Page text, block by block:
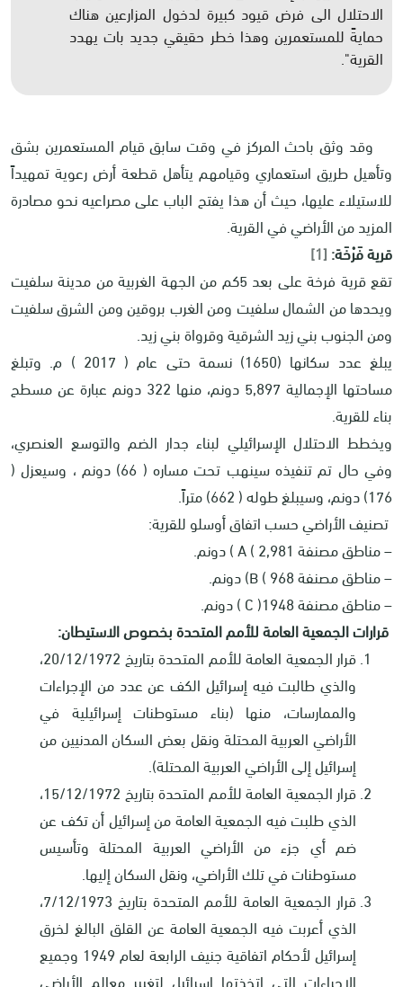
الاحتلال الى فرض قيود كبيرة لدخول المزارعين هناك
حمايةً للمستعمرين وهذا خطر حقيقي جديد بات يهدد
القرية".
وقد وثق باحث المركز في وقت سابق قيام المستعمرين بشق
وتأهيل طريق استعماري وقيامهم يتأهل قطعة أرض رعوية تمهيداً
للاستيلاء عليها، حيث أن هذا يفتح الباب على مصراعيه نحو مصادرة
المزيد من الأراضي في القرية.
قرية فَرْخَة:[1]
تقع قرية فرخة على بعد 5كم من الجهة الغربية من مدينة سلفيت
ويحدها من الشمال سلفيت ومن الغرب بروقين ومن الشرق سلفيت
ومن الجنوب بني زيد الشرقية وقرواة بني زيد.
يبلغ عدد سكانها (1650) نسمة حتى عام ( 2017 ) م. وتبلغ
مساحتها الإجمالية 5,897 دونم، منها 322 دونم عبارة عن مسطح
بناء للقرية.
ويخطط الاحتلال الإسرائيلي لبناء جدار الضم والتوسع العنصري،
وفي حال تم تنفيذه سينهب تحت مساره ( 66) دونم ، وسيعزل (
176) دونم، وسيبلغ طوله ( 662) متراً.
تصنيف الأراضي حسب اتفاق أوسلو للقرية:
– مناطق مصنفة A ( 2,981) دونم.
– مناطق مصنفةB ( 968) دونم.
– مناطق مصنفةC )1948) دونم.
قرارات الجمعية العامة للأمم المتحدة بخصوص الاستيطان:
قرار الجمعية العامة للأمم المتحدة بتاريخ 20/12/1972،
والذي طالبت فيه إسرائيل الكف عن عدد من الإجراءات
والممارسات، منها (بناء مستوطنات إسرائيلية في
الأراضي العربية المحتلة ونقل بعض السكان المدنيين من
إسرائيل إلى الأراضي العربية المحتلة).
قرار الجمعية العامة للأمم المتحدة بتاريخ 15/12/1972،
الذي طلبت فيه الجمعية العامة من إسرائيل أن تكف عن
ضم أي جزء من الأراضي العربية المحتلة وتأسيس
مستوطنات في تلك الأراضي، ونقل السكان إليها.
قرار الجمعية العامة للأمم المتحدة بتاريخ 7/12/1973،
الذي أعربت فيه الجمعية العامة عن القلق البالغ لخرق
إسرائيل لأحكام اتفاقية جنيف الرابعة لعام 1949 وجميع
الإجراءات التي اتخذتها إسرائيل لتغيير معالم الأراضي